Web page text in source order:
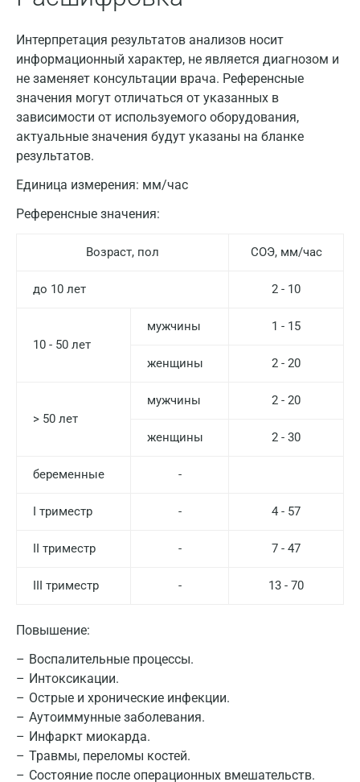
Интерпретация результатов анализов носит
информационный характер, не является диагнозом и
не заменяет консультации врача. Референсные
значения могут отличаться от указанных в
зависимости от используемого оборудования,
актуальные значения будут указаны на бланке
результатов.
Единица измерения: мм/час
Референсные значения:
Возраст, пол СОЭ, мм/час
до 10 лет 2 - 10
10 - 50 лет
мужчины 1 - 15
женщины 2 - 20
> 50 лет
мужчины 2 - 20
женщины 2 - 30
беременные -
I триместр - 4 - 57
II триместр - 7 - 47
III триместр - 13 - 70
Повышение:
Воспалительные процессы.
Интоксикации.
Острые и хронические инфекции.
Аутоиммунные заболевания.
Инфаркт миокарда.
Травмы, переломы костей.
Состояние после операционных вмешательств.
Москва
Санкт-Петербург
Нижний Новгород
Казань
Апрелевка
Астрахань
Барнаул
Волгоград
Волжский
Вологда
Воронеж
Всеволожск